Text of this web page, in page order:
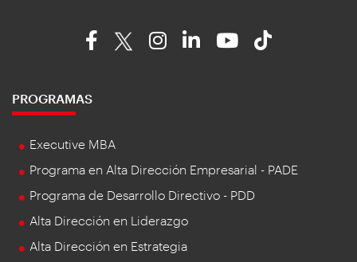
PROGRAMAS
Executive MBA
Programa en Alta Dirección Empresarial - PADE
Programa de Desarrollo Directivo - PDD
Alta Dirección en Liderazgo
Alta Dirección en Estrategia